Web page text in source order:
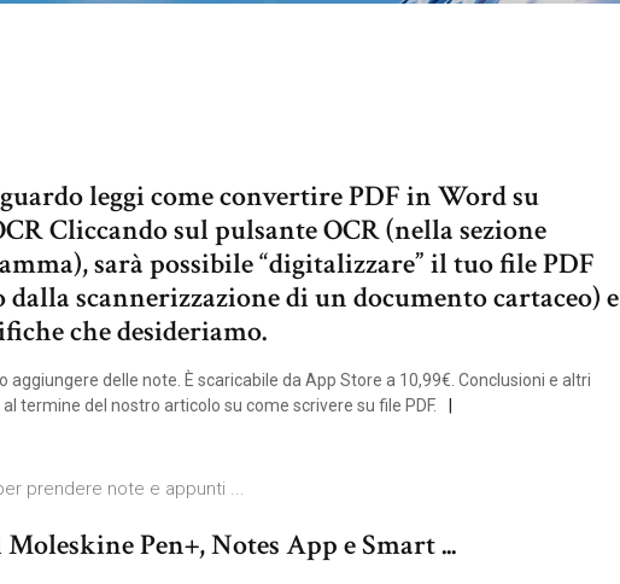
leggi come convertire PDF in Word su
Cliccando sul pulsante OCR (nella sezione
sarà possibile “digitalizzare” il tuo file PDF
scannerizzazione di un documento cartaceo) e
che desideriamo.
delle note. È scaricabile da App Store a 10,99€. Conclusioni e altri
termine del nostro articolo su come scrivere su file PDF.
prendere note e appunti ...
Pen+, Notes App e Smart ...